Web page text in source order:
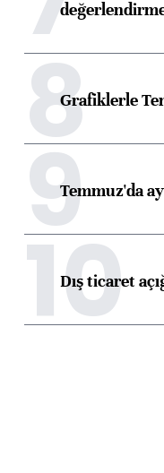
8Grafiklerle
9Temmuz'da
10
Dış ticaret